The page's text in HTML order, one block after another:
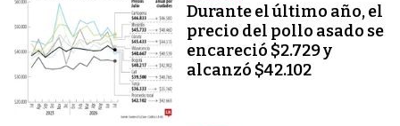
Durante el último año, el
precio del pollo asado se
encareció $2.729 y
alcanzó $42.102